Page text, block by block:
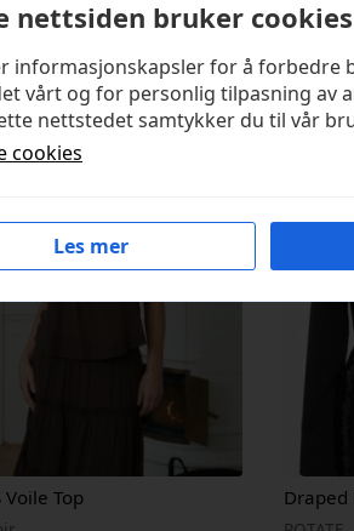
Voile Top Draped
nettsiden bruker cookies
informasjonskapsler for å forbedre
vårt og for personlig tilpasning av
nettstedet samtykker du til vår
cookies
Les mer